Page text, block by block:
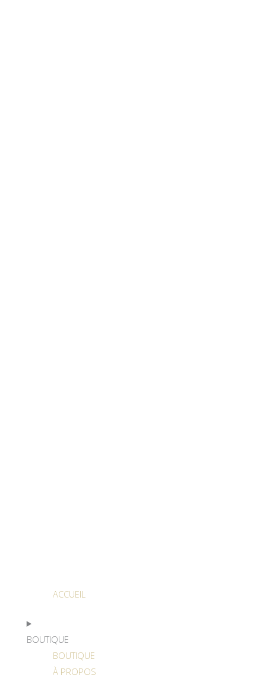
ACCUEIL
BOUTIQUE
BOUTIQUE
À PROPOS